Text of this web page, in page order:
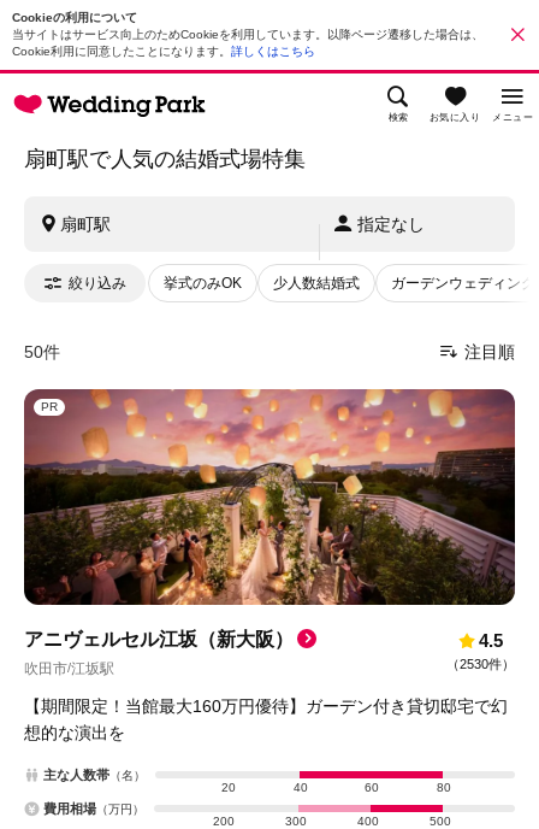
Cookieの利用について
当サイトはサービス向上のためCookieを利用しています。以降ページ遷移した場合は、
Cookie利用に同意したことになります。 詳しくはこちら
検索 お気に入り メニュー
扇町駅で人気の結婚式場特集
扇町駅 指定なし
絞り込み 挙式のみOK 少人数結婚式 ガーデンウェディング
50件 注目順
PR
アニヴェルセル江坂（新大阪）
吹田市/江坂駅
4.5
（2530件）
【期間限定！当館最大160万円優待】ガーデン付き貸切邸宅で幻
想的な演出を
主な人数帯 （名）
20
40 60 80
費用相場 （万円）
200
300 400 500